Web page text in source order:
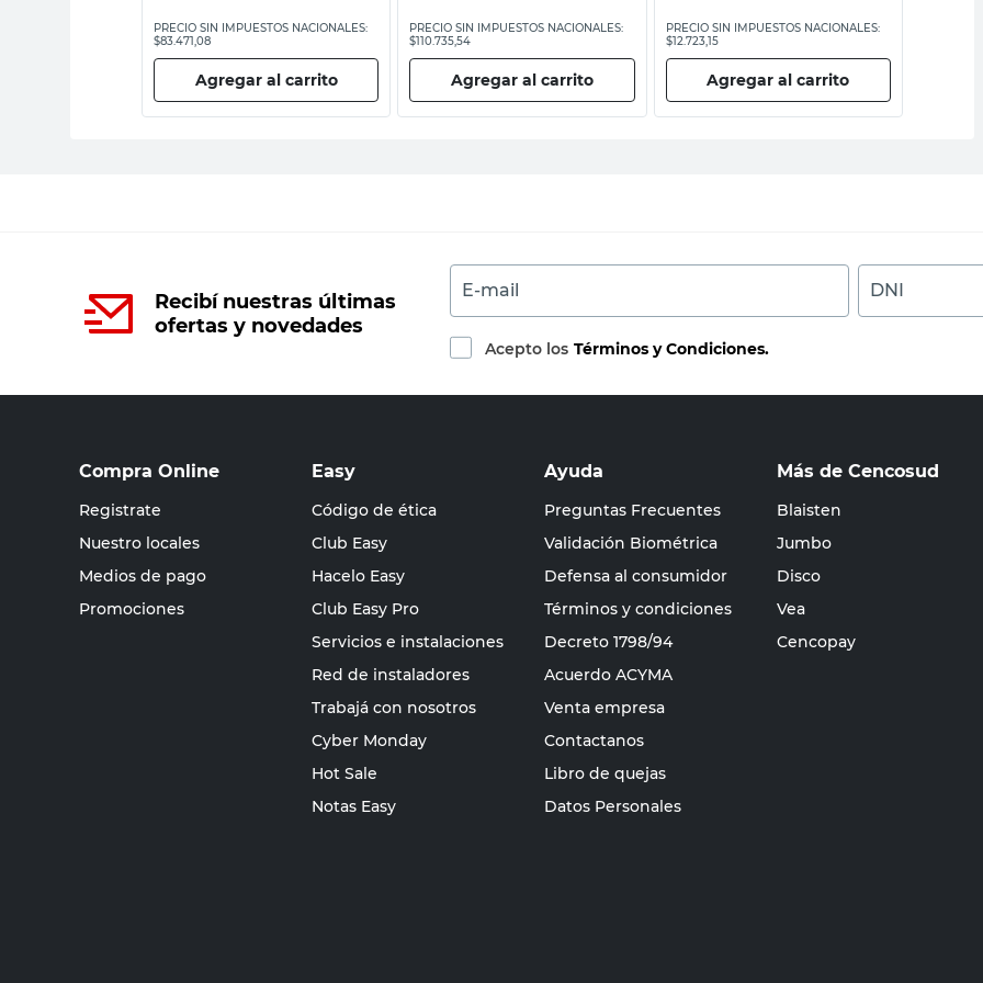
PRECIO SIN IMPUESTOS NACIONALES:
$83.471,08
Agregar al carrito
PRECIO SIN IMPUESTOS NACIONALES:
$110.735,54
Agregar al carrito
PRECIO SIN IMPUESTOS NACIONALES:
$12.723,15
Agregar al carrito
Recibí nuestras últimas
ofertas y novedades
E-mail DNI
Acepto los Términos y Condiciones.
Compra Online
Registrate
Nuestro locales
Medios de pago
Promociones
Easy
Código de ética
Club Easy
Hacelo Easy
Club Easy Pro
Servicios e instalaciones
Red de instaladores
Trabajá con nosotros
Cyber Monday
Hot Sale
Notas Easy
Ayuda
Preguntas Frecuentes
Validación Biométrica
Defensa al consumidor
Términos y condiciones
Decreto 1798/94
Acuerdo ACYMA
Venta empresa
Contactanos
Libro de quejas
Datos Personales
Más de Cencosud
Blaisten
Jumbo
Disco
Vea
Cencopay